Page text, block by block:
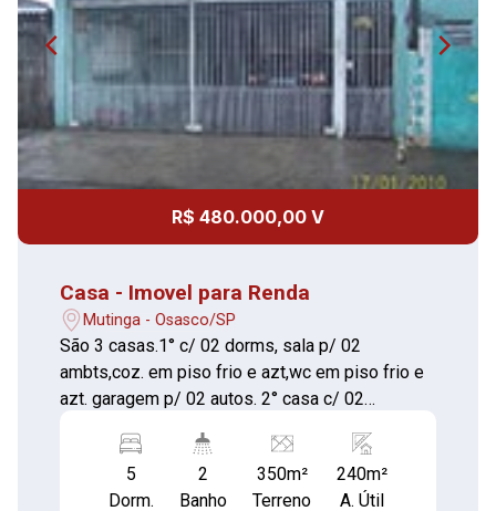
R$ 480.000,00 V
Casa - Imovel para Renda
Mutinga - Osasco/SP
São 3 casas.1° c/ 02 dorms, sala p/ 02
ambts,coz. em piso frio e azt,wc em piso frio e
azt. garagem p/ 02 autos. 2° casa c/ 02
frio e azt. 3° casa c/ 1 dorm, coz. em piso frio e
azt,wc em piso frio e azt.
5
Dorm.
2
Banho
350m²
Terreno
240m²
A. Útil